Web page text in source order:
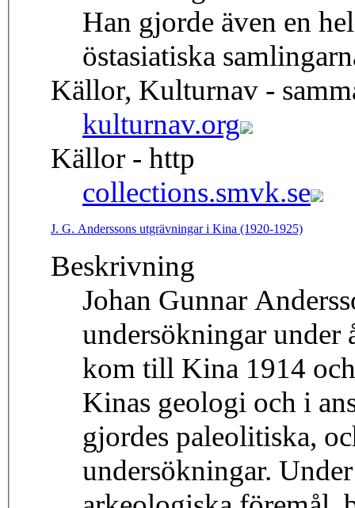
Han gjorde även en
östasiatiska
Källor, Kulturnav -
kulturnav.org
Källor - http
collections.smvk.se
J. G. Anderssons utgrävningar i Kina (1920-1925)
Beskrivning
Johan Gunnar
undersökningar under
kom till Kina 1914
Kinas geologi och i
gjordes paleolitiska,
undersökningar.